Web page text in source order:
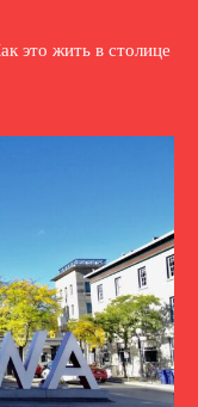
это жить в столице